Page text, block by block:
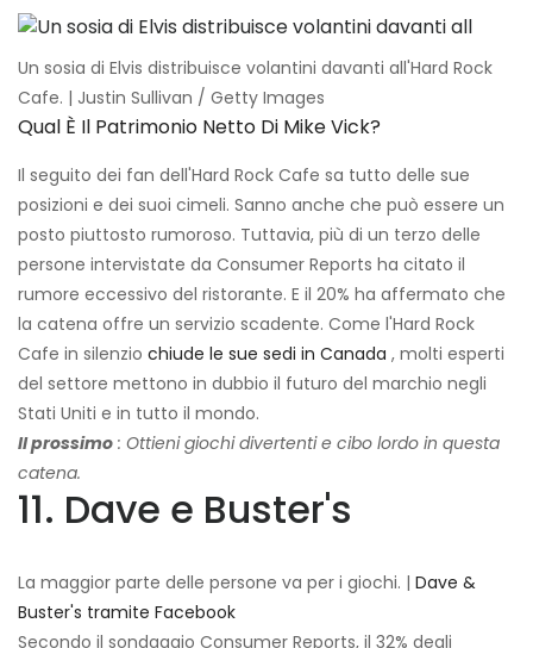
Un sosia di Elvis distribuisce volantini davanti all'Hard Rock
Cafe. | Justin Sullivan / Getty Images
Qual È Il Patrimonio Netto Di Mike Vick?
Il seguito dei fan dell'Hard Rock Cafe sa tutto delle sue
posizioni e dei suoi cimeli. Sanno anche che può essere un
posto piuttosto rumoroso. Tuttavia, più di un terzo delle
persone intervistate da Consumer Reports ha citato il
rumore eccessivo del ristorante. E il 20% ha affermato che
la catena offre un servizio scadente. Come l'Hard Rock
Cafe in silenzio chiude le sue sedi in Canada , molti esperti
del settore mettono in dubbio il futuro del marchio negli
Stati Uniti e in tutto il mondo.
Il prossimo : Ottieni giochi divertenti e cibo lordo in questa
catena.
11. Dave e Buster's
La maggior parte delle persone va per i giochi. | Dave &
Buster's tramite Facebook
Secondo il sondaggio Consumer Reports, il 32% degli